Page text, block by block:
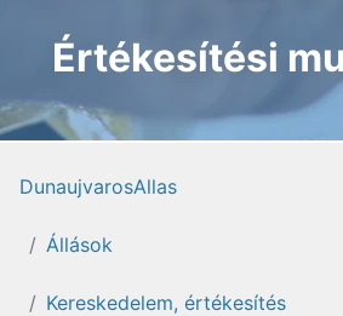
Értékesítési
DunaujvarosAllas
Állások
Kereskedelem, értékesítés